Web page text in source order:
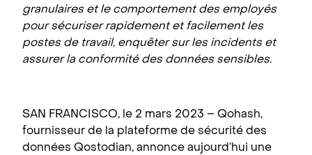
granulaires et le comportement des employés
pour sécuriser rapidement et facilement les
postes de travail, enquêter sur les incidents et
assurer la conformité des données sensibles.
SAN FRANCISCO, le 2 mars 2023 – Qohash,
fournisseur de la plateforme de sécurité des
données Qostodian, annonce aujourd’hui une